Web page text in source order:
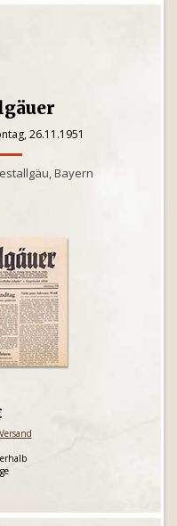
26.11.1951
Bayern
Versand